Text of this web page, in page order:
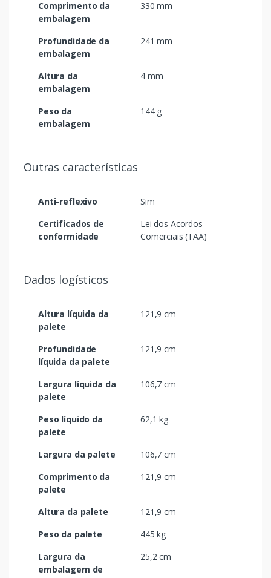
Comprimento da
embalagem
330 mm
Profundidade da
embalagem
241 mm
Altura da
embalagem
4 mm
Peso da
embalagem
144 g
Outras características
Anti-reflexivo
Sim
Certificados de
conformidade
Lei dos Acordos
Comerciais (TAA)
Dados logísticos
Altura líquida da
palete
121,9 cm
Profundidade
líquida da palete
121,9 cm
Largura líquida da
palete
106,7 cm
Peso líquido da
palete
62,1 kg
Largura da palete
106,7 cm
Comprimento da
palete
121,9 cm
Altura da palete
121,9 cm
Peso da palete
445 kg
Largura da
embalagem de
25,2 cm